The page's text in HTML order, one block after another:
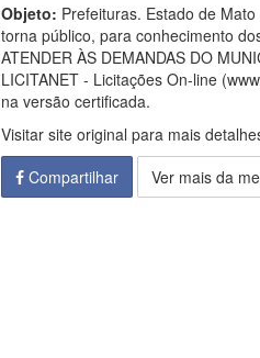
Objeto: Prefeituras. Estado de
torna público, para conhecimento
ATENDER ÀS DEMANDAS DO
LICITANET - Licitações On-line
na versão certificada.
Visitar site original para mais
Compartilhar
Ver mais da